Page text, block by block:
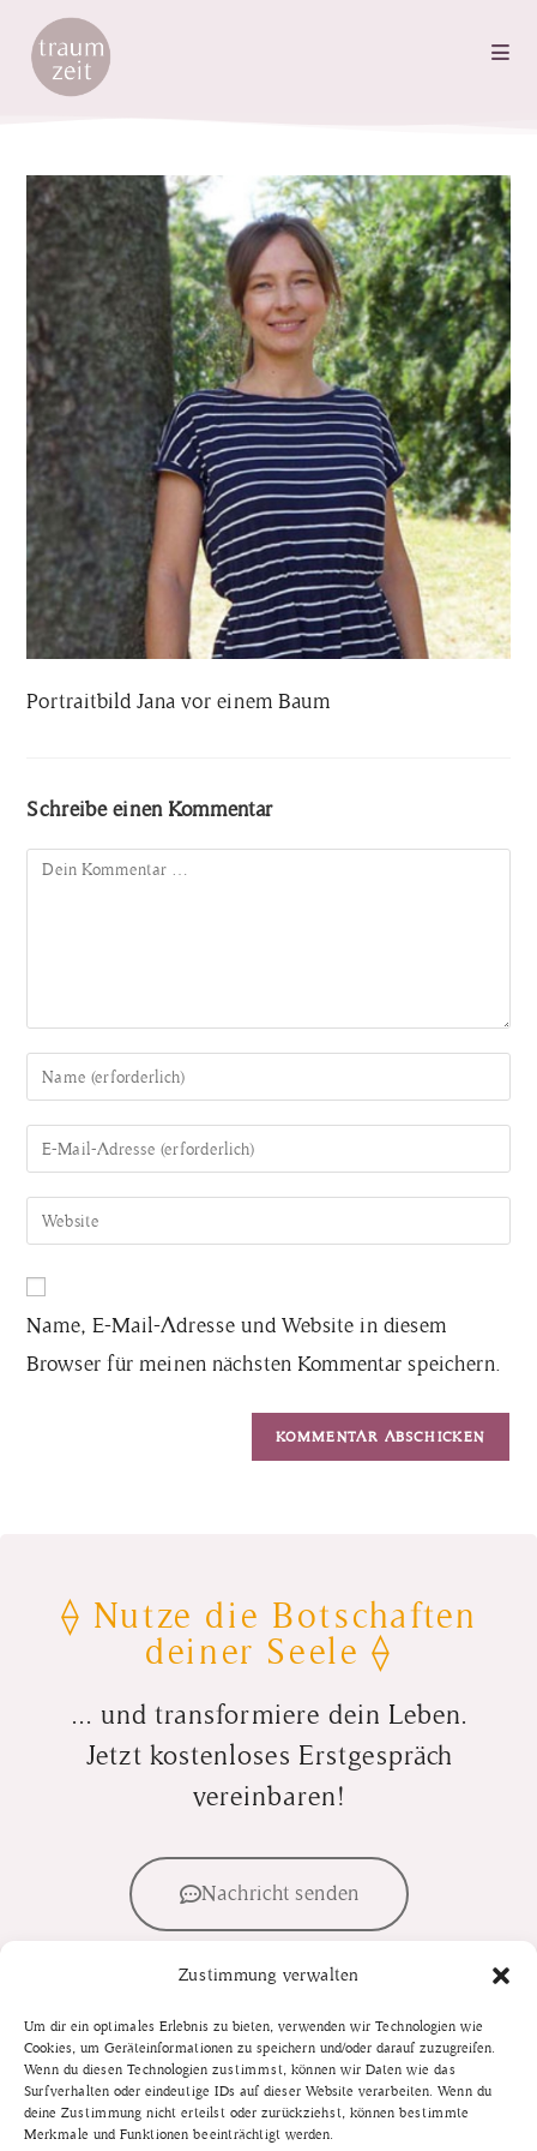
Zustimmung verwalten
Um dir ein optimales Erlebnis zu bieten, verwenden wir Technologien wie
Cookies, um Geräteinformationen zu speichern und/oder darauf zuzugreifen.
Wenn du diesen Technologien zustimmst, können wir Daten wie das
Surfverhalten oder eindeutige IDs auf dieser Website verarbeiten. Wenn du
deine Zustimmung nicht erteilst oder zurückziehst, können bestimmte
Merkmale und Funktionen beeinträchtigt werden.
Portraitbild Jana vor einem Baum
Schreibe einen Kommentar
Name, E-Mail-Adresse und Website in diesem
Browser für meinen nächsten Kommentar speichern.
⟠ Nutze die Botschaften
deiner Seele ⟠
... und transformiere dein Leben.
Jetzt kostenloses Erstgespräch
vereinbaren!
Nachricht senden
E-Mail senden